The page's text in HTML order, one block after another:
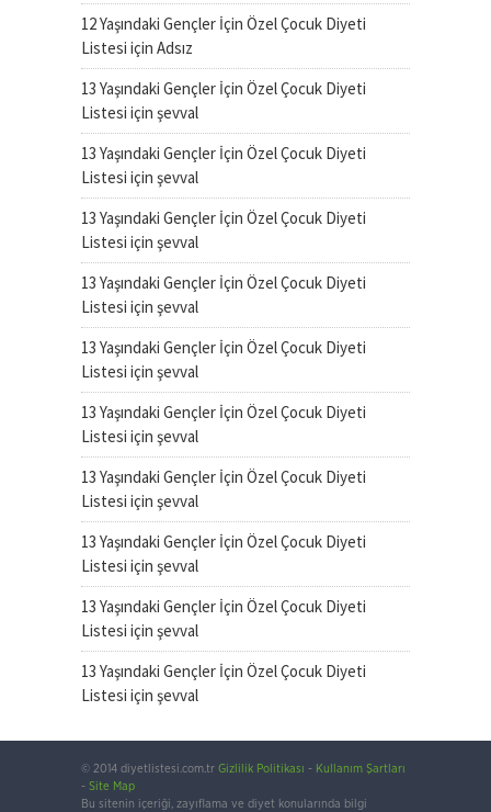
12 Yaşındaki Gençler İçin Özel Çocuk Diyeti
Listesi için Adsız
13 Yaşındaki Gençler İçin Özel Çocuk Diyeti
Listesi için şevval
13 Yaşındaki Gençler İçin Özel Çocuk Diyeti
Listesi için şevval
13 Yaşındaki Gençler İçin Özel Çocuk Diyeti
Listesi için şevval
13 Yaşındaki Gençler İçin Özel Çocuk Diyeti
Listesi için şevval
13 Yaşındaki Gençler İçin Özel Çocuk Diyeti
Listesi için şevval
13 Yaşındaki Gençler İçin Özel Çocuk Diyeti
Listesi için şevval
13 Yaşındaki Gençler İçin Özel Çocuk Diyeti
Listesi için şevval
13 Yaşındaki Gençler İçin Özel Çocuk Diyeti
Listesi için şevval
13 Yaşındaki Gençler İçin Özel Çocuk Diyeti
Listesi için şevval
13 Yaşındaki Gençler İçin Özel Çocuk Diyeti
Listesi için şevval
© 2014 diyetlistesi.com.tr Gizlilik Politikası - Kullanım Şartları
- Site Map
Bu sitenin içeriği, zayıflama ve diyet konularında bilgi